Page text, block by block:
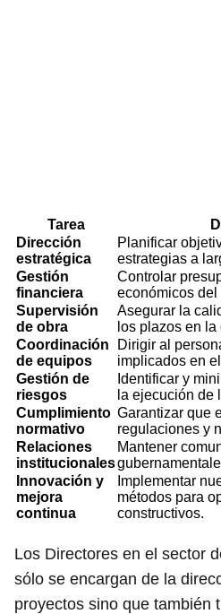
Tarea
Dirección
estratégica
Planificar
estrategias a
Gestión
financiera
Controlar
económicos del
Supervisión
de obra
Asegurar la
los plazos en
Coordinación
de equipos
Dirigir al
implicados en
Gestión de
riesgos
Identificar y
la ejecución de
Cumplimiento
normativo
Garantizar que
regulaciones y
Relaciones
institucionales
Mantener
Innovación y
mejora
continua
Implementar
métodos para
constructivos.
Los Directores en el sector
sólo se encargan de la
proyectos sino que también